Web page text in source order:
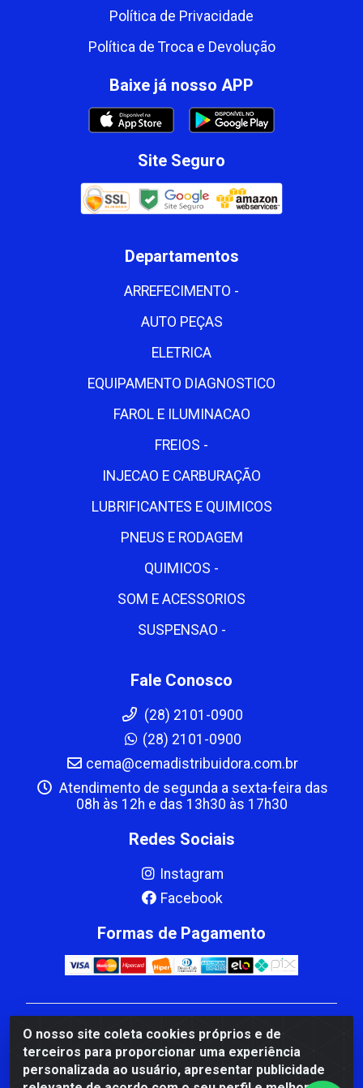
O nosso site coleta cookies próprios e de
terceiros para proporcionar uma experiência
personalizada ao usuário, apresentar publicidade
Política de Privacidade
Política de Troca e Devolução
Baixe já nosso APP
Site Seguro
Departamentos
ARREFECIMENTO -
AUTO PEÇAS
ELETRICA
EQUIPAMENTO DIAGNOSTICO
FAROL E ILUMINACAO
FREIOS -
INJECAO E CARBURAÇÃO
LUBRIFICANTES E QUIMICOS
PNEUS E RODAGEM
QUIMICOS -
SOM E ACESSORIOS
SUSPENSAO -
Fale Conosco
(28) 2101-0900
(28) 2101-0900
cema@cemadistribuidora.com.br
Atendimento de segunda a sexta-feira das
08h às 12h e das 13h30 às 17h30
Redes Sociais
Instagram
Facebook
Formas de Pagamento
CBP MACEDO COMERCIO PEÇAS LTDA Matriz - av
Mauro Miranda Madureira, 1249 - Coramara , Cachoeiro
de Itapemirim/ES - CEP 29.311-310 - CNPJ
00.502.680/0001-41